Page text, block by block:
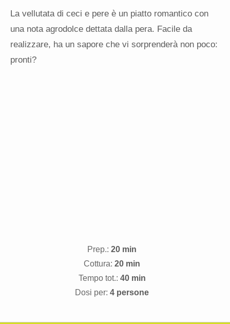
La vellutata di ceci e pere è un piatto romantico con
una nota agrodolce dettata dalla pera. Facile da
realizzare, ha un sapore che vi sorprenderà non poco:
pronti?
Prep.: 20 min
Cottura: 20 min
Tempo tot.: 40 min
Dosi per: 4 persone